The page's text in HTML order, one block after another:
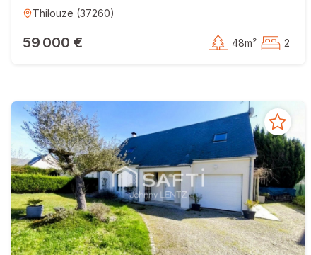
Thilouze (37260)
59 000 € 48m² 2